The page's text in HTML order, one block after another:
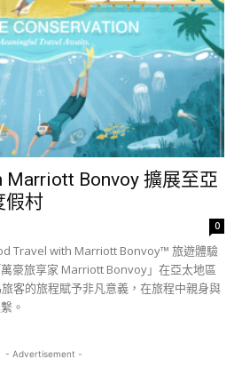
Marriott Bonvoy 擴展至亞
假村
0
Travel with Marriott Bonvoy™ 旅遊體驗
豪旅享家 Marriott Bonvoy」在亞太地區
客的旅程賦予非凡意義，在旅程中親身與
。
- Advertisement -